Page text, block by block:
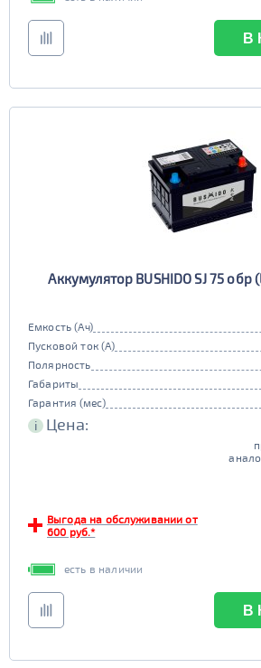
В
Аккумулятор BUSHIDO SJ 75 обр
Емкость (Ач)
Пусковой ток (А)
Полярность
Габариты
Гарантия (мес)
i Цена:
Выгода на обслуживании от
600 руб.*
есть в наличии
В